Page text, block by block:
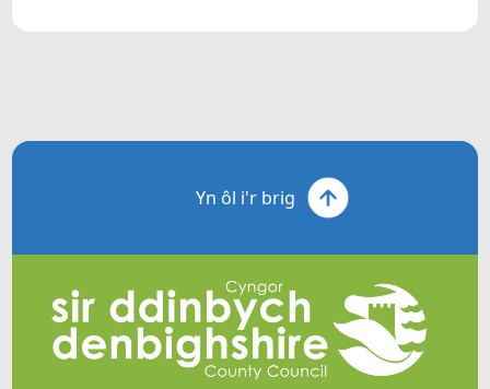
Yn ôl i'r brig